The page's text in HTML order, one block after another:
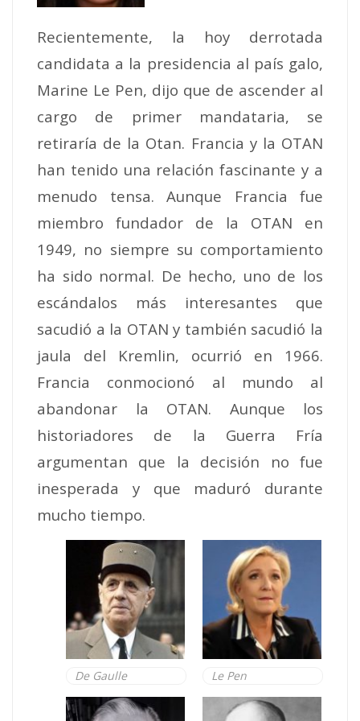
Recientemente, la hoy derrotada
candidata a la presidencia al país galo,
Marine Le Pen, dijo que de ascender al
cargo de primer mandataria, se
retiraría de la Otan. Francia y la OTAN
han tenido una relación fascinante y a
menudo tensa. Aunque Francia fue
miembro fundador de la OTAN en
1949, no siempre su comportamiento
ha sido normal. De hecho, uno de los
escándalos más interesantes que
sacudió a la OTAN y también sacudió la
jaula del Kremlin, ocurrió en 1966.
Francia conmocionó al mundo al
abandonar la OTAN. Aunque los
historiadores de la Guerra Fría
argumentan que la decisión no fue
inesperada y que maduró durante
mucho tiempo.
Le Pen
De Gaulle